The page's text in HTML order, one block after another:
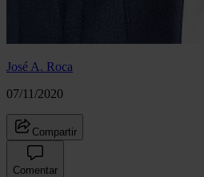
José A. Roca
07/11/2020
Compartir
Comentar